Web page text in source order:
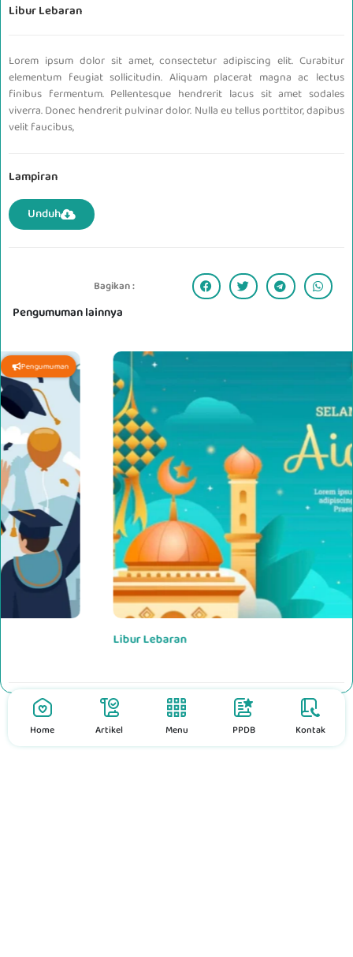
Libur Lebaran
Lorem ipsum dolor sit amet, consectetur adipiscing elit. Curabitur
elementum feugiat sollicitudin. Aliquam placerat magna ac lectus
finibus fermentum. Pellentesque hendrerit lacus sit amet sodales
viverra. Donec hendrerit pulvinar dolor. Nulla eu tellus porttitor, dapibus
velit faucibus,
Lampiran
Unduh
Bagikan :
Pengumuman lainnya
Home Artikel Menu PPDB Kontak